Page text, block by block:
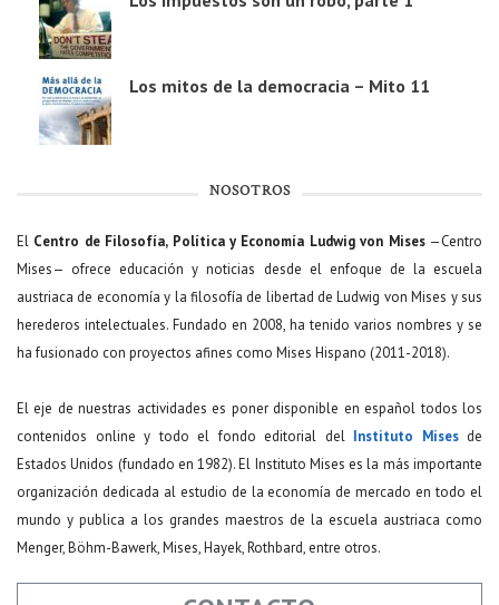
Los mitos de la democracia – Mito 11
NOSOTROS
El Centro de Filosofía, Política y Economía Ludwig von Mises—Centro
Mises— ofrece educación y noticias desde el enfoque de la escuela
austriaca de economía y la filosofía de libertad de Ludwig von Mises y sus
herederos intelectuales. Fundado en 2008, ha tenido varios nombres y se
ha fusionado con proyectos afines como Mises Hispano (2011-2018).
El eje de nuestras actividades es poner disponible en español todos los
contenidos online y todo el fondo editorial del Instituto Misesde
Estados Unidos (fundado en 1982). El Instituto Mises es la más importante
organización dedicada al estudio de la economía de mercado en todo el
mundo y publica a los grandes maestros de la escuela austriaca como
Menger, Böhm-Bawerk, Mises, Hayek, Rothbard, entre otros.